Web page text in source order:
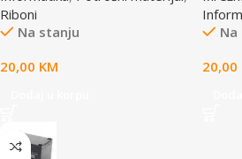
Riboni
Na stanju
20,00 KM
20,00